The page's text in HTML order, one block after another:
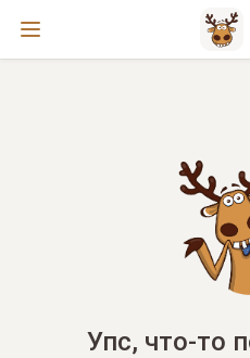
Упс, что-то